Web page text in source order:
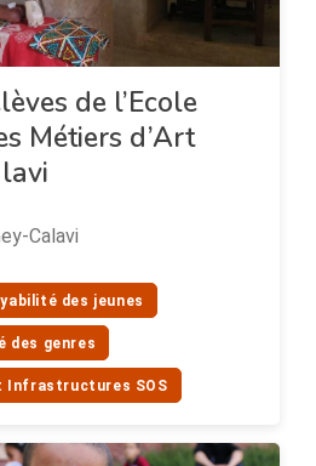
de l’Ecole
Métiers d’Art
Calavi
des jeunes
des genres
Infrastructures SOS